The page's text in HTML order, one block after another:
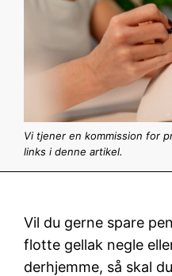
Vi tjener en kommission for
links i denne artikel.
Vil du gerne spare
flotte gellak negle
derhjemme, så skal